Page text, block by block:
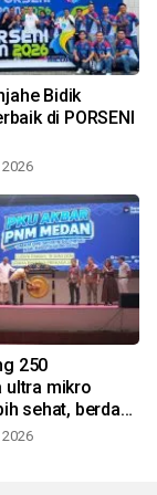
Bidik
di PORSENI
250
ultra mikro
sehat, berdaya